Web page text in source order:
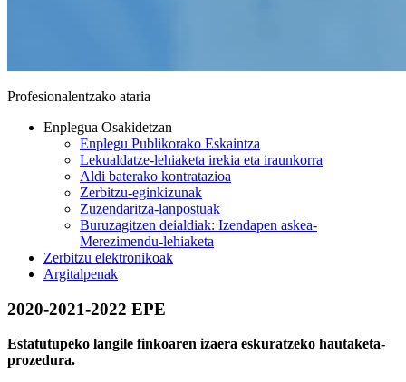
Profesionalentzako ataria
Enplegua Osakidetzan
Enplegu Publikorako Eskaintza
Lekualdatze-lehiaketa irekia eta iraunkorra
Aldi baterako kontratazioa
Zerbitzu-eginkizunak
Zuzendaritza-lanpostuak
Buruzagitzen deialdiak: Izendapen askea-
Merezimendu-lehiaketa
Zerbitzu elektronikoak
Argitalpenak
2020-2021-2022 EPE
Estatutupeko langile finkoaren izaera eskuratzeko hautaketa-
prozedura.